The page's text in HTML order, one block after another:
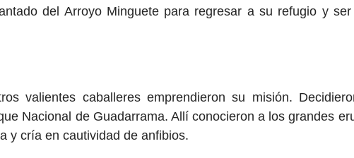
del Arroyo Minguete para regresar a su refugio y
valientes caballeres emprendieron su misión.
Nacional de Guadarrama. Allí conocieron a los grandes
y cría en cautividad de anfibios.